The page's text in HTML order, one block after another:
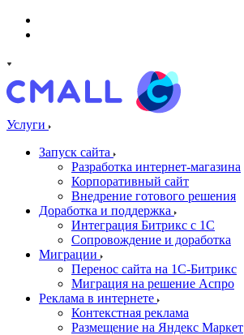
Услуги
Запуск сайта
Разработка интернет-магазина
Корпоративный сайт
Внедрение готового решения
Доработка и поддержка
Интеграция Битрикс с 1С
Сопровождение и доработка
Миграции
Перенос сайта на 1С-Битрикс
Миграция на решение Аспро
Реклама в интернете
Контекстная реклама
Размещение на Яндекс Маркет